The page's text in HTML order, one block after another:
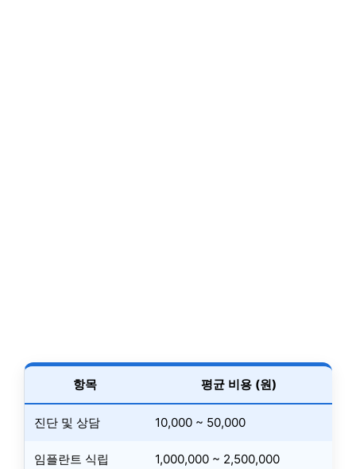
항목 평균 비용 (원)
진단 및 상담 10,000 ~ 50,000
임플란트 식립 1,000,000 ~ 2,500,000